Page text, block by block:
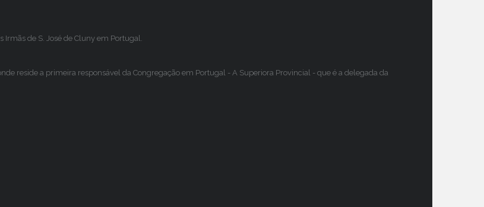
de S. José de Cluny em Portugal.
reside a primeira responsável da Congregação em Portugal - A Superiora Provincial - que é a delegada da